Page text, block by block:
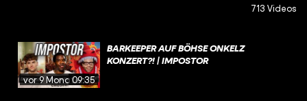
713 Videos
vor 9 Monaten
09:35
BARKEEPER AUF BÖHSE ONKELZ
KONZERT?! | IMPOSTOR